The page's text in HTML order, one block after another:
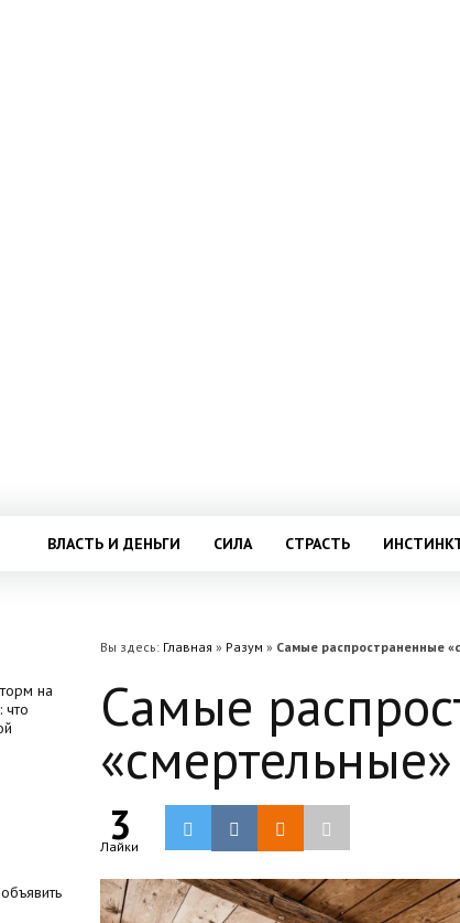
ВЛАСТЬ И ДЕНЬГИ СИЛА СТРАСТЬ
на
что
Вы здесь: Главная » Разум » Самые распространенные
Самые
3
Лайки